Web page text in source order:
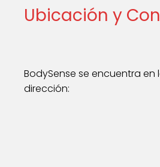
Ubicación y
BodySense se encuentra en
dirección: